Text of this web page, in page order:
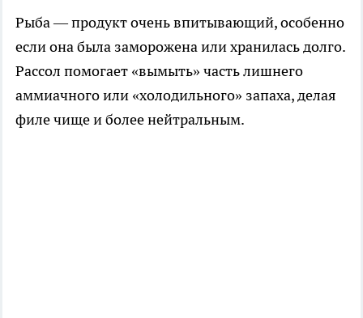
Рыба — продукт очень впитывающий, особенно
если она была заморожена или хранилась долго.
Рассол помогает «вымыть» часть лишнего
аммиачного или «холодильного» запаха, делая
филе чище и более нейтральным.